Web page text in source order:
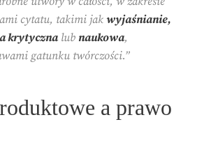
cytatu, takimi jak wyjaśnianie,
krytycznalub naukowa,
gatunku twórczości.”
a prawo